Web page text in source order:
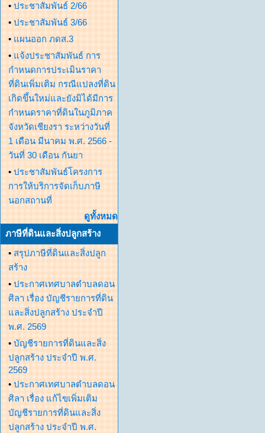
• ประชาสัมพันธ์ 2/66
• ประชาสัมพันธ์ 3/66
• แผนออก ภดส.3
• แจ้งประชาสัมพันธ์ การ
กำหนดการประเมินราคา
ที่ดินเพิ่มเติม กรณีแปลงที่ดิน
เกิดขึ้นใหม่และยังมิได้มีการ
กำหนดราคาที่ดินในภูมิภาค
จังหวัดเชียงรา ระหว่างวันที่
1 เดือน มีนาคม พ.ศ. 2566 -
วันที่ 30 เดือน กันยา
• ประชาสัมพันธ์โครงการ
การให้บริการจัดเก็บภาษี
นอกสถานที่
ดูทั้งหมด
ภาษีที่ดินและสิ่งปลูกสร้าง
• สรุปภาษีที่ดินและสิ่งปลูก
สร้าง
• ประกาศเทศบาลตำบลดอน
ศิลา เรื่อง บัญชีรายการที่ดิน
และสิ่งปลูกสร้าง ประจำปี
พ.ศ. 2569
• บัญชีรายการที่ดินและสิ่ง
ปลูกสร้าง ประจำปี พ.ศ.
2569
• ประกาศเทศบาลตำบลดอน
ศิลา เรื่อง แก้ไขเพิ่มเติม
บัญชีรายการที่ดินและสิ่ง
ปลูกสร้าง ประจำปี พ.ศ.